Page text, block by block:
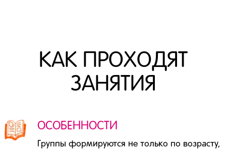
КАК ПРОХОДЯТ
ЗАНЯТИЯ
ОСОБЕННОСТИ
Группы формируются не только по возрасту,